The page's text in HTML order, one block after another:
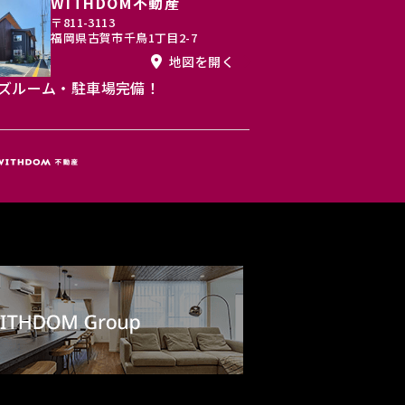
〒811-3113
福岡県古賀市千鳥1丁目2-7
地図を開く
ルーム・駐車場完備！